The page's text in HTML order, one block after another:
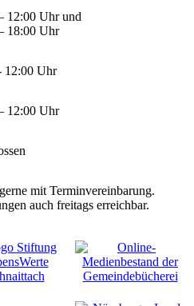
12:00 Uhr und
18:00 Uhr
12:00 Uhr
12:00 Uhr
mit Terminvereinbarung.
auch freitags erreichbar.